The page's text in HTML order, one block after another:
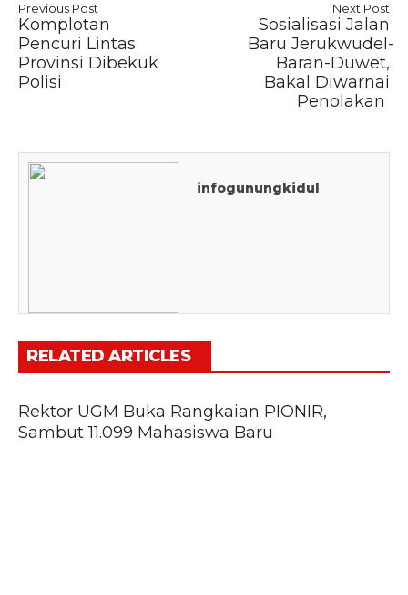
Previous Post
Komplotan
Pencuri Lintas
Provinsi Dibekuk
Polisi
Next Post
Sosialisasi Jalan
Baru Jerukwudel-
Baran-Duwet,
Bakal Diwarnai
Penolakan
infogunungkidul
RELATED ARTICLES
Rektor UGM Buka Rangkaian PIONIR,
Sambut 11.099 Mahasiswa Baru